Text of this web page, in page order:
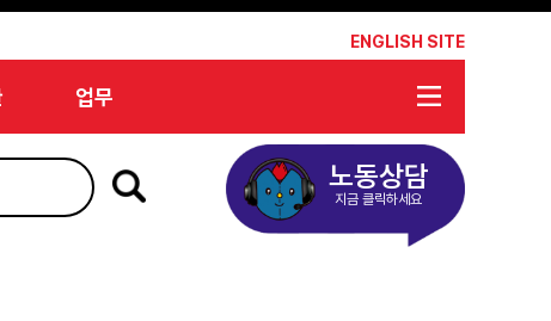
ENGLISH SITE
업무
노동상담
지금 클릭하세요